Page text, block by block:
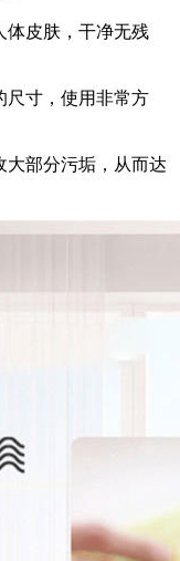
皮肤，干净无残
寸，使用非常方
部分污垢，从而达